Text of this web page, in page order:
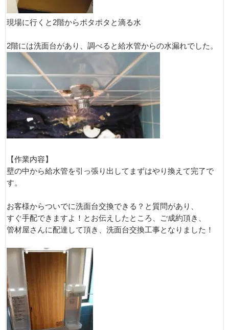
現場に行くと2階からポタポタと滴る水
2階には洗面台があり、調べると給水管からの水漏れでした。
【作業内容】
壁の中から給水管を引っ張り出してまずはやり換えて完了で
す。
お客様からついでに洗面台交換できる？と質問があり、
すぐ手配できますよ！とお伝えしたところ、ご成約頂き、
管材屋さんに配達して頂き、洗面台交換工事となりました！